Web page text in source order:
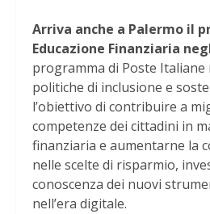
Arriva anche a Palermo il
Educazione Finanziaria
programma di Poste Italiane
politiche di inclusione e
l’obiettivo di contribuire a
competenze dei cittadini in
finanziaria e aumentarne la
nelle scelte di risparmio,
conoscenza dei nuovi
nell’era digitale.